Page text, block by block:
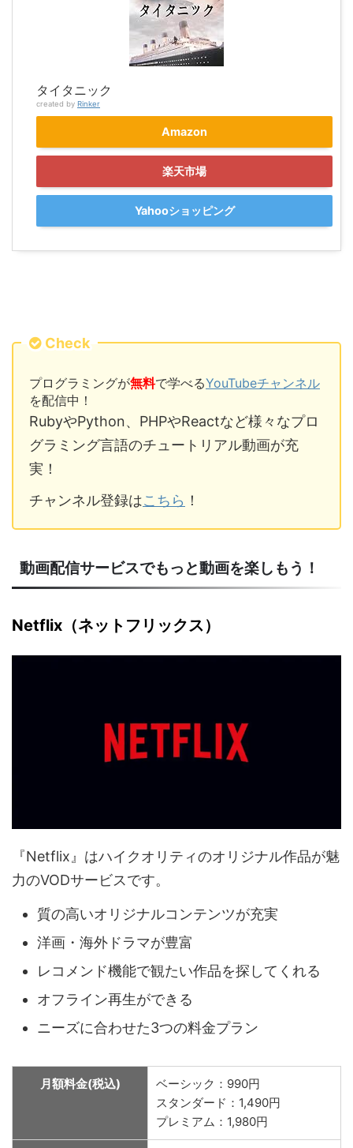
タイタニック
created by Rinker
Amazon
楽天市場
Yahooショッピング
Check
プログラミングが無料で学べるYouTubeチャンネル
を配信中！
RubyやPython、PHPやReactなど様々なプロ
グラミング言語のチュートリアル動画が充
実！
チャンネル登録はこちら ！
動画配信サービスでもっと動画を楽しもう！
Netflix（ネットフリックス）
『Netflix』はハイクオリティのオリジナル作品が魅
力のVODサービスです。
質の高いオリジナルコンテンツが充実
洋画・海外ドラマが豊富
レコメンド機能で観たい作品を探してくれる
オフライン再生ができる
ニーズに合わせた3つの料金プラン
月額料金(税込)
ベーシック：990円
スタンダード：1,490円
プレミアム：1,980円